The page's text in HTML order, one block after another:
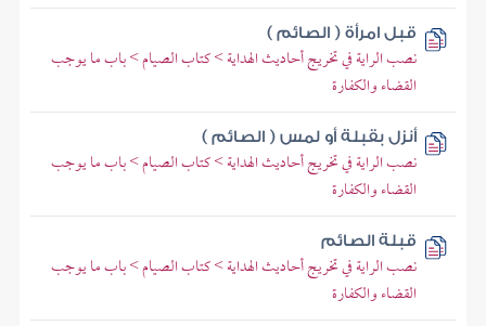
قبل امرأة ( الصائم )
نصب الراية في تخريج أحاديث الهداية > كتاب الصيام > باب ما يوجب
القضاء والكفارة
أنزل بقبلة أو لمس ( الصائم )
نصب الراية في تخريج أحاديث الهداية > كتاب الصيام > باب ما يوجب
القضاء والكفارة
قبلة الصائم
نصب الراية في تخريج أحاديث الهداية > كتاب الصيام > باب ما يوجب
القضاء والكفارة